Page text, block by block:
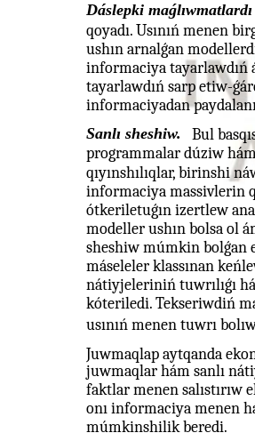
Dáslepki
qoyadı. Usınıń menen
ushın arnalǵan
informaciya
tayarlawdıń sarp etiw-
informaciyadan
Sanlı sheshiw.
Bul
programmalar dúziw
qıyınshılıqlar, birinshi
informaciya massivlerin
ótkeriletuǵın izertlew
modeller ushın bolsa ol
sheshiw múmkin bolǵan
máseleler klassınan
nátiyjeleriniń tuwrılıǵı
kóteriledi. Tekseriwdiń
usınıń menen tuwrı
Juwmaqlap aytqanda
juwmaqlar hám sanlı
faktlar menen salıstırıw
onı informaciya menen
múmkinshilik beredi.